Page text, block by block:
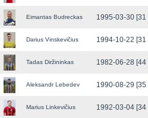
Eimantas Budreckas 1995-03-30 [31
Darius Vinskevičius 1994-10-22 [31
Tadas Diržininkas 1982-06-28 [44
Aleksandr Lebedev 1990-08-29 [35
Marius Linkevičius 1992-03-04 [34